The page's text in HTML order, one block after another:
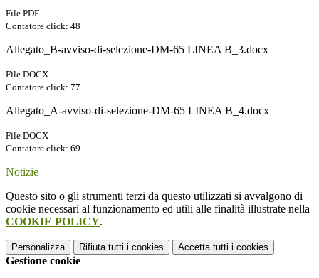
File PDF
Contatore click: 48
Allegato_B-avviso-di-selezione-DM-65 LINEA B_3.docx
File DOCX
Contatore click: 77
Allegato_A-avviso-di-selezione-DM-65 LINEA B_4.docx
File DOCX
Contatore click: 69
Notizie
Questo sito o gli strumenti terzi da questo utilizzati si avvalgono di
cookie necessari al funzionamento ed utili alle finalità illustrate nella
COOKIE POLICY.
Personalizza Rifiuta tutti i cookies Accetta tutti i cookies
Gestione cookie